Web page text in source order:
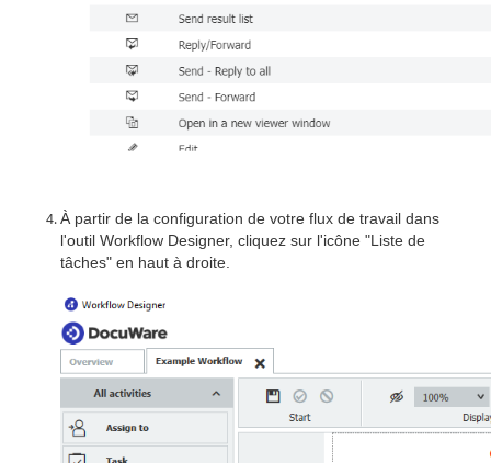
À partir de la configuration de votre flux de travail dans
l'outil Workflow Designer, cliquez sur l'icône "Liste de
tâches" en haut à droite.